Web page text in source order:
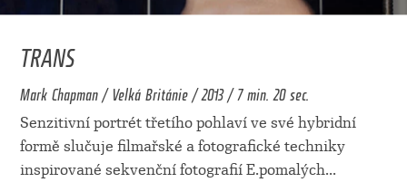
TRANS
Mark Chapman / Velká Británie / 2013 / 7 min. 20 sec.
Senzitivní portrét třetího pohlaví ve své hybridní
formě slučuje filmařské a fotografické techniky
inspirované sekvenční fotografií E.pomalých...